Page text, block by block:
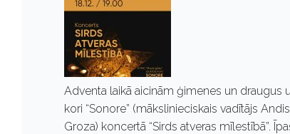
Adventa laikā aicinām ģimenes un draugus
kori “Sonore” (mākslinieciskais vadītājs
Groza) koncertā “Sirds atveras mīlestībā”.